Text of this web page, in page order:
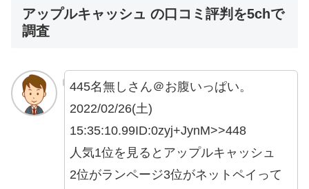
アップルキャッシュ の口コミ評判を5chで
調査
445名無しさん＠お腹いっぱい。
2022/02/26(土)
15:35:10.99ID:0zyj+JynM>>448
人気1位を見るとアップルキャッシュ
2位がランページ3位がネットペイって